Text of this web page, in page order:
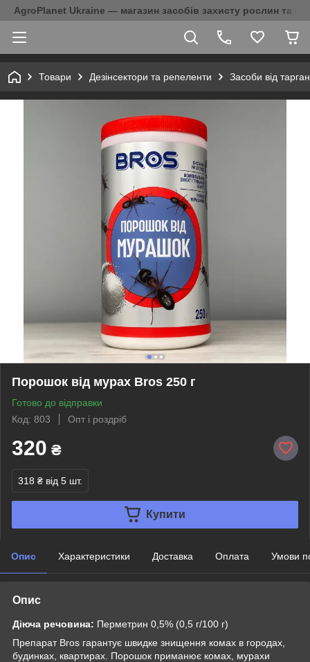
AgroPlanet Ukraine — магазин засобів захисту рослин та
Товари Дезінсектори та репеленти Засоби від
Порошок від мурах Bros 250 г
Готово до відправки
Код: 803
Опт і роздріб
320 ₴
318 ₴ від 5 шт.
Купити
Опис Характеристики Доставка Оплата Умови
Опис
Діюча речовина: Перметрин 0,5% (0,5 г/100 г)
Препарат Bros гарантує швидке знищення комах в городах,
будинках, квартирах. Порошок приманює комах, мурахи